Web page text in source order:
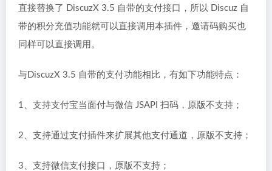
直接替换了 DiscuzX 3.5 自带的支付接口，所以 Discuz 自
带的积分充值功能就可以直接调用本插件，邀请码购买也
同样可以直接调用。
与DiscuzX 3.5 自带的支付功能相比，有如下功能特点：
1、支持支付宝当面付与微信 JSAPI 扫码，原版不支持；
2、支持通过支付插件来扩展其他支付通道，原版不支持；
3、支持微信支付接口，原版不支持；